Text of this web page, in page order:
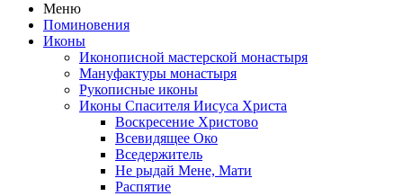
Меню
Поминовения
Иконы
Иконописной мастерской монастыря
Мануфактуры монастыря
Рукописные иконы
Иконы Спасителя Иисуса Христа
Воскресение Христово
Всевидящее Око
Вседержитель
Не рыдай Мене, Мати
Распятие